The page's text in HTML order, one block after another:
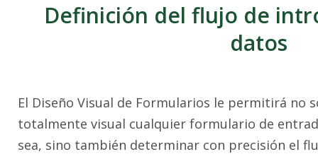
Definición del flujo de
datos
El Diseño Visual de Formularios le permitirá no
totalmente visual cualquier formulario de
sea, sino también determinar con precisión el